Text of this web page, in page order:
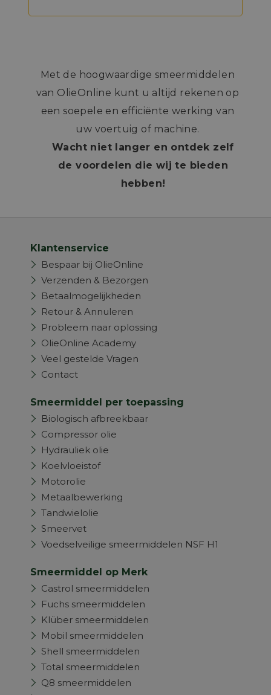
Met de hoogwaardige smeermiddelen
van OlieOnline kunt u altijd rekenen op
een soepele en efficiënte werking van
uw voertuig of machine.
Wacht niet langer en ontdek zelf
de voordelen die wij te bieden
hebben!
Klantenservice
Bespaar bij OlieOnline
Verzenden & Bezorgen
Betaalmogelijkheden
Retour & Annuleren
Probleem naar oplossing
OlieOnline Academy
Veel gestelde Vragen
Contact
Smeermiddel per toepassing
Biologisch afbreekbaar
Compressor olie
Hydrauliek olie
Koelvloeistof
Motorolie
Metaalbewerking
Tandwielolie
Smeervet
Voedselveilige smeermiddelen NSF H1
Smeermiddel op Merk
Castrol smeermiddelen
Fuchs smeermiddelen
Klüber smeermiddelen
Mobil smeermiddelen
Shell smeermiddelen
Total smeermiddelen
Q8 smeermiddelen